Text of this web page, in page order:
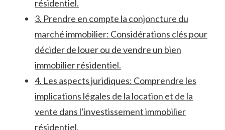
résidentiel.
3. Prendre en compte​ la conjoncture du
marché immobilier: Considérations ⁣clés pour
décider de louer ou de vendre un bien​
immobilier résidentiel.
4. Les aspects juridiques: Comprendre les
implications légales de la⁣ location et de la
vente dans l’investissement immobilier​
résidentiel.